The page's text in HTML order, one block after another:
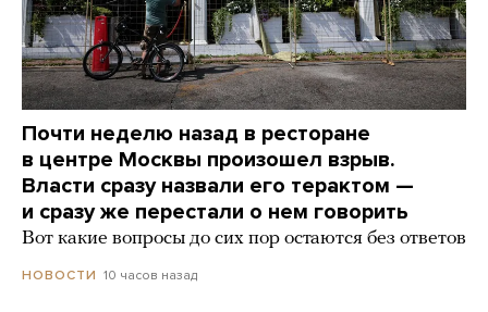
Почти неделю назад в ресторане
в центре Москвы произошел взрыв.
Власти сразу назвали его терактом —
и сразу же перестали о нем говорить
Вот какие вопросы до сих пор остаются без ответов
НОВОСТИ 10 часов назад